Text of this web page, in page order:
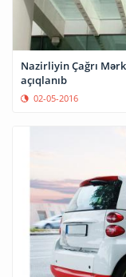
Nazirliyin Çağrı
açıqlanıb
02-05-2016